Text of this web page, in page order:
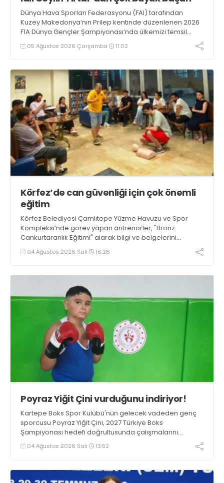
Dünya Hava Sporları Federasyonu (FAI) tarafından
Kuzey Makedonya’nın Prilep kentinde düzenlenen 2026
F1A Dünya Gençler Şampiyonası’nda ülkemizi temsil
eden millî sporcumuz İdil Ceylin YIRTAR, büyük bir
başarıya imza atarak Dünya ikincisi oldu.
05 Ağustos 2026 Çarşamba 11:02
Körfez’de can güvenliği için çok önemli
eğitim
Körfez Belediyesi Çamlıtepe Yüzme Havuzu ve Spor
Kompleksi’nde görev yapan antrenörler, "Bronz
Cankurtaranlık Eğitimi" alarak bilgi ve belgelerini
tazelediler.
04 Ağustos 2026 Salı 16:26
Poyraz Yiğit Çini vurduğunu indiriyor!
Kartepe Boks Spor Kulübü'nün gelecek vadeden genç
sporcusu Poyraz Yiğit Çini, 2027 Türkiye Boks
Şampiyonası hedefi doğrultusunda çalışmalarını
aralıksız sürdürüyor.
04 Ağustos 2026 Salı 13:52